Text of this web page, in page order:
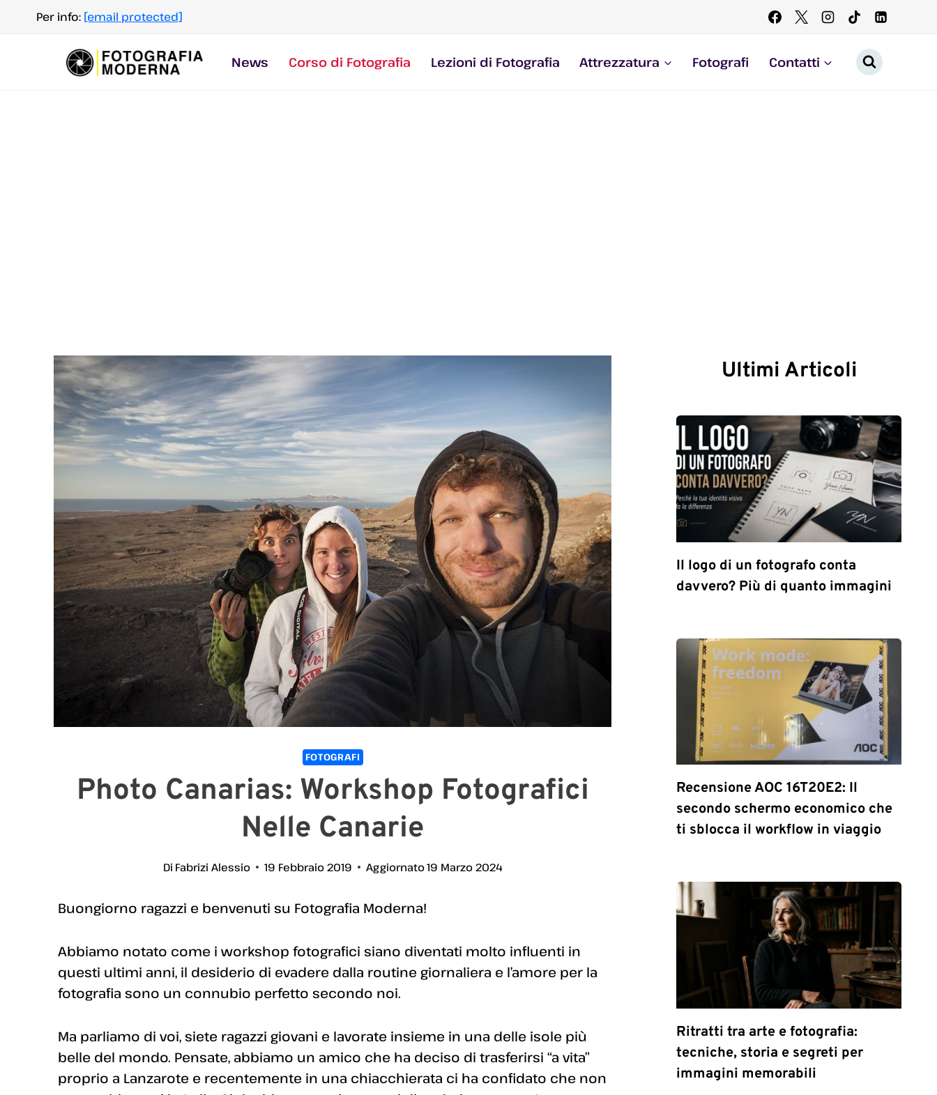
contenuto
Per info: [email protected]
News Corso di Fotografia Lezioni di Fotografia Attrezzatura Fotografi Contatti
FOTOGRAFI
Photo Canarias: Workshop Fotografici
Nelle Canarie
Di Fabrizi Alessio 19 Febbraio 2019 Aggiornato19 Marzo 2024
Buongiorno ragazzi e benvenuti su Fotografia Moderna!
Abbiamo notato come i workshop fotografici siano diventati molto influenti in
questi ultimi anni, il desiderio di evadere dalla routine giornaliera e l’amore per la
fotografia sono un connubio perfetto secondo noi.
Ma parliamo di voi, siete ragazzi giovani e lavorate insieme in una delle isole più
belle del mondo. Pensate, abbiamo un amico che ha deciso di trasferirsi “a vita”
proprio a Lanzarote e recentemente in una chiacchierata ci ha confidato che non
Ultimi Articoli
Il logo di un fotografo conta
davvero? Più di quanto immagini
Recensione AOC 16T20E2: Il
secondo schermo economico che
ti sblocca il workflow in viaggio
Ritratti tra arte e fotografia:
tecniche, storia e segreti per
immagini memorabili